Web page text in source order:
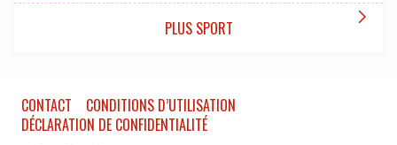
PLUS SPORT 
CONTACT
CONDITIONS D’UTILISATION
DÉCLARATION DE CONFIDENTIALITÉ